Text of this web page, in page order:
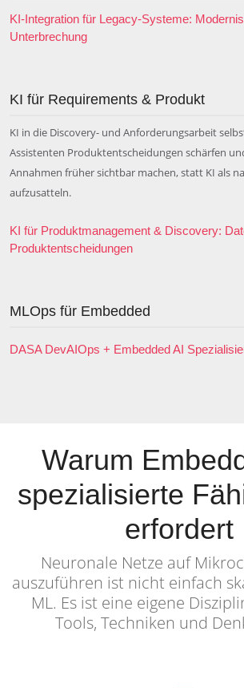
KI-Integration für Legacy-Systeme:
Unterbrechung
KI für Requirements & Produkt
KI in die Discovery- und Anforderungsarbeit
Assistenten Produktentscheidungen schärfen
Annahmen früher sichtbar machen, statt KI als
aufzusatteln.
KI für Produktmanagement & Discovery:
Produktentscheidungen
MLOps für Embedded
DASA DevAIOps + Embedded AI
Warum
spezialisierte
erfordert
Neuronale Netze auf
auszuführen ist nicht einfach
ML. Es ist eine eigene
Tools, Techniken und